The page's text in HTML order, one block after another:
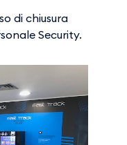
di chiusura
Security.